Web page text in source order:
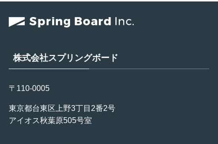
株式会社スプリングボード
〒110-0005
東京都台東区上野3丁目2番2号
アイオス秋葉原505号室